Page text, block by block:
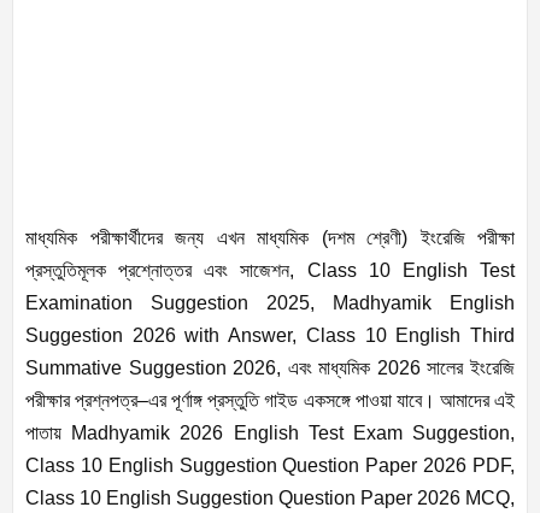
মাধ্যমিক পরীক্ষার্থীদের জন্য এখন মাধ্যমিক (দশম শ্রেণী) ইংরেজি পরীক্ষা
প্রস্তুতিমূলক প্রশ্নোত্তর এবং সাজেশন, Class 10 English Test
Examination Suggestion 2025, Madhyamik English
Suggestion 2026 with Answer, Class 10 English Third
Summative Suggestion 2026, এবং মাধ্যমিক 2026 সালের ইংরেজি
পরীক্ষার প্রশ্নপত্র–এর পূর্ণাঙ্গ প্রস্তুতি গাইড একসঙ্গে পাওয়া যাবে। আমাদের এই
পাতায় Madhyamik 2026 English Test Exam Suggestion,
Class 10 English Suggestion Question Paper 2026 PDF,
Class 10 English Suggestion Question Paper 2026 MCQ,